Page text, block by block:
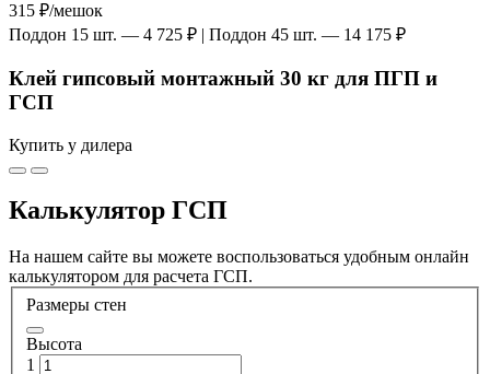
315 ₽/мешок
Поддон 15 шт. — 4 725 ₽ | Поддон 45 шт. — 14 175 ₽
Клей гипсовый монтажный 30 кг для ПГП и
ГСП
Купить у дилера
Калькулятор ГСП
На нашем сайте вы можете воспользоваться удобным онлайн
калькулятором для расчета ГСП.
Размеры стен
Высота
1